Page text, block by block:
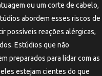
ou um corte de cabelo,
abordem esses riscos de
possíveis reações alérgicas,
Estúdios que não
preparados para lidar com as
estejam cientes do que